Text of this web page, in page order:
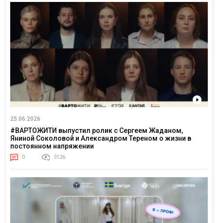
25.06.2026
#ВАРТОЖИТИ выпустил ролик с Сергеем Жаданом,
Яниной Соколовой и Александром Тереном о жизни в
постоянном напряжении
0 3126